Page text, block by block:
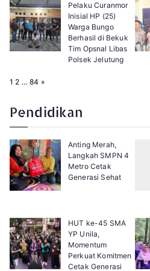
Pelaku Curanmor
Inisial HP (25)
Warga Bungo
Berhasil di Bekuk
Tim Opsnal Libas
Polsek Jelutung
P
:
1 2 … 84 N
»
Pendidikan
Anting Merah,
Langkah SMPN 4
Metro Cetak
Generasi Sehat
HUT ke-45 SMA
YP Unila,
Momentum
Perkuat Komitmen
Cetak Generasi